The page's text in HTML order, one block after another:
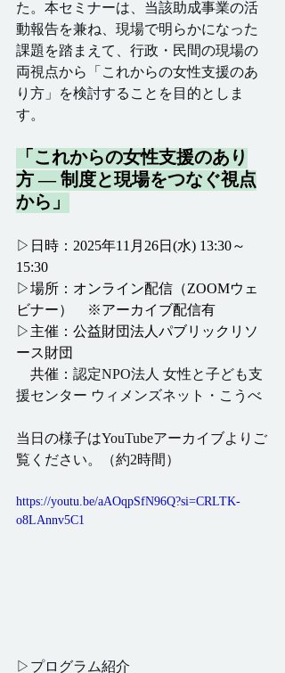
た。本セミナーは、当該助成事業の活
動報告を兼ね、現場で明らかになった
課題を踏まえて、行政・民間の現場の
両視点から「これからの女性支援のあ
り方」を検討することを目的としま
す。
「これからの女性支援のあり
方 ― 制度と現場をつなぐ視点
から」
▷日時：2025年11月26日(水) 13:30～
15:30
▷場所：オンライン配信（ZOOMウェ
ビナー）　※アーカイブ配信有
▷主催：公益財団法人パブリックリソ
ース財団
共催： 認定NPO法人 女性と子ども支
援センター ウィメンズネット・こうべ
当日の様子はYouTubeアーカイブよりご
覧ください。（約2時間）
https://youtu.be/aAOqpSfN96Q?si=CRLTK-
o8LAnnv5C1
▷プログラム紹介